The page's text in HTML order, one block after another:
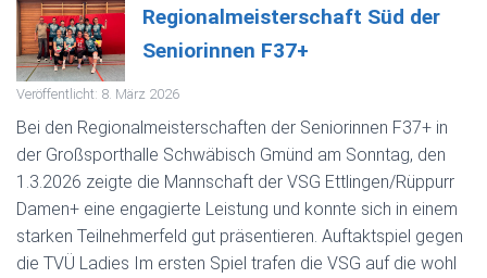
Regionalmeisterschaft Süd der
Seniorinnen F37+
Veröffentlicht: 8. März 2026
Bei den Regionalmeisterschaften der Seniorinnen F37+ in
der Großsporthalle Schwäbisch Gmünd am Sonntag, den
1.3.2026 zeigte die Mannschaft der VSG Ettlingen/Rüppurr
Damen+ eine engagierte Leistung und konnte sich in einem
starken Teilnehmerfeld gut präsentieren. Auftaktspiel gegen
die TVÜ Ladies Im ersten Spiel trafen die VSG auf die wohl